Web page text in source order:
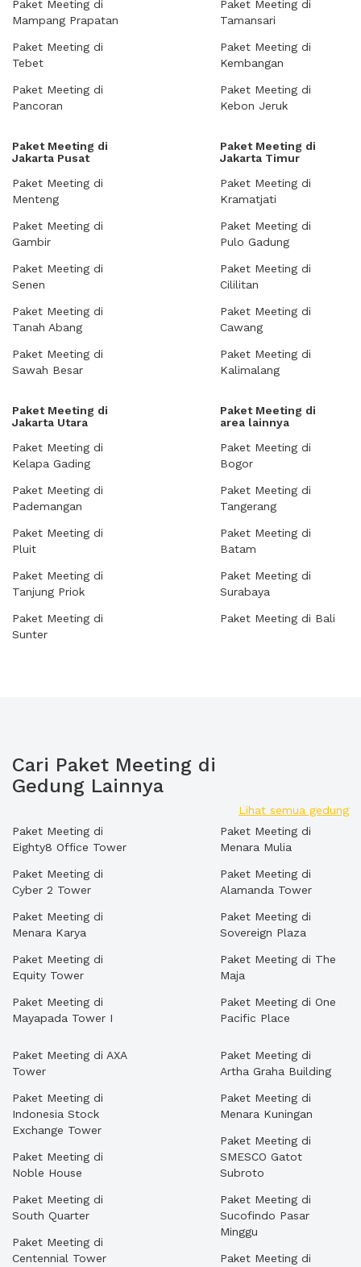
Paket Meeting di
Mampang Prapatan
Paket Meeting di
Tebet
Paket Meeting di
Pancoran
Paket Meeting di
Tamansari
Paket Meeting di
Kembangan
Paket Meeting di
Kebon Jeruk
Paket Meeting di
Jakarta Pusat
Paket Meeting di
Menteng
Paket Meeting di
Gambir
Paket Meeting di
Senen
Paket Meeting di
Tanah Abang
Paket Meeting di
Sawah Besar
Paket Meeting di
Jakarta Timur
Paket Meeting di
Kramatjati
Paket Meeting di
Pulo Gadung
Paket Meeting di
Cililitan
Paket Meeting di
Cawang
Paket Meeting di
Kalimalang
Paket Meeting di
Jakarta Utara
Paket Meeting di
Kelapa Gading
Paket Meeting di
Pademangan
Paket Meeting di
Pluit
Paket Meeting di
Tanjung Priok
Paket Meeting di
Sunter
Paket Meeting di
area lainnya
Paket Meeting di
Bogor
Paket Meeting di
Tangerang
Paket Meeting di
Batam
Paket Meeting di
Surabaya
Paket Meeting di Bali
Cari Paket Meeting di
Gedung Lainnya
Lihat semua gedung
Paket Meeting di
Eighty8 Office Tower
Paket Meeting di
Cyber 2 Tower
Paket Meeting di
Menara Karya
Paket Meeting di
Equity Tower
Paket Meeting di
Mayapada Tower I
Paket Meeting di
Menara Mulia
Paket Meeting di
Alamanda Tower
Paket Meeting di
Sovereign Plaza
Paket Meeting di The
Maja
Paket Meeting di One
Pacific Place
Paket Meeting di AXA
Tower
Paket Meeting di
Indonesia Stock
Exchange Tower
Paket Meeting di
Noble House
Paket Meeting di
South Quarter
Paket Meeting di
Centennial Tower
Paket Meeting di
Artha Graha Building
Paket Meeting di
Menara Kuningan
Paket Meeting di
SMESCO Gatot
Subroto
Paket Meeting di
Sucofindo Pasar
Minggu
Paket Meeting di